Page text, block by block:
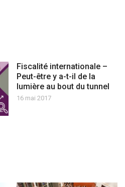
Fiscalité internationale –
Peut-être y a-t-il de la
lumière au bout du tunnel
16 mai 2017